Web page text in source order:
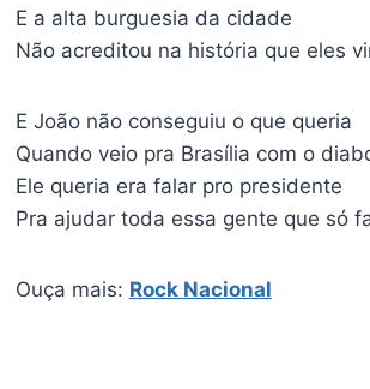
E a alta burguesia da cidade
Não acreditou na história que eles
E João não conseguiu o que queria
Quando veio pra Brasília com o
Ele queria era falar pro presidente
Pra ajudar toda essa gente que só
Ouça mais: Rock Nacional